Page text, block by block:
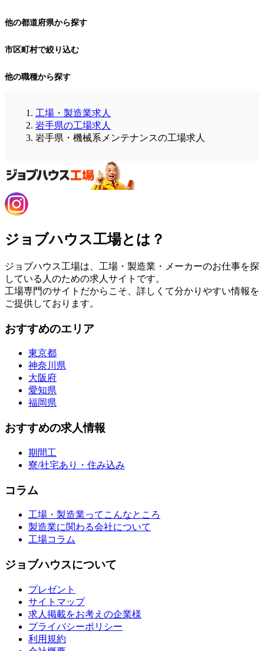
他の都道府県から探す
市区町村で絞り込む
他の職種から探す
工場・製造業求人
岩手県の工場求人
岩手県・機械系メンテナンスの工場求人
ジョブハウス工場とは？
ジョブハウス工場は、工場・製造業・メーカーのお仕事を探
している人のための求人サイトです。
工場専門のサイトだからこそ、詳しくて分かりやすい情報を
ご提供しております。
おすすめのエリア
東京都
神奈川県
大阪府
愛知県
福岡県
おすすめの求人情報
期間工
寮/社宅あり・住み込み
コラム
工場・製造業ってこんなところ
製造業に関わる会社について
工場コラム
ジョブハウスについて
プレゼント
サイトマップ
求人掲載をお考えの企業様
プライバシーポリシー
利用規約